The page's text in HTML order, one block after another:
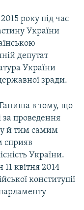
року під час
України
депутат
України
зради.
Ганиша в тому, що
за проведення
й тим самим
сприяв
України.
квітня 2014
конституції